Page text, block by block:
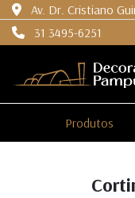
Av. Dr. Cristiano
31 3495-6251
Produtos